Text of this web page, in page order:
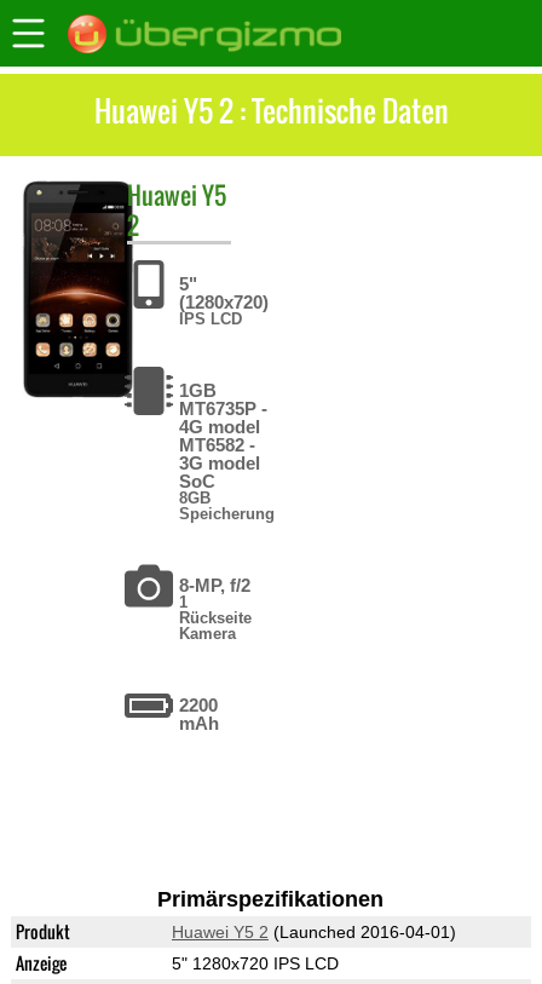
Huawei Y5 2 : Technische Daten
HuaweiY5
2
5"
(1280x720)
IPS LCD
1GB
MT6735P -
4G model
MT6582 -
3G model
SoC
8GB
Speicherung
8-MP, f/2
1
Rückseite
Kamera
2200
mAh
Primärspezifikationen
Produkt Huawei Y5 2 (Launched 2016-04-01)
Anzeige 5" 1280x720 IPS LCD